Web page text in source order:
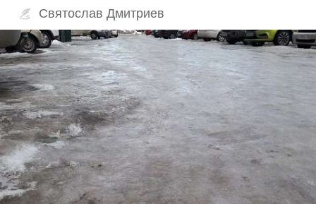
Святослав Дмитриев